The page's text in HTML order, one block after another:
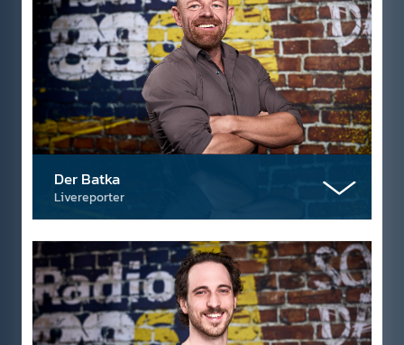
Der Batka
Livereporter